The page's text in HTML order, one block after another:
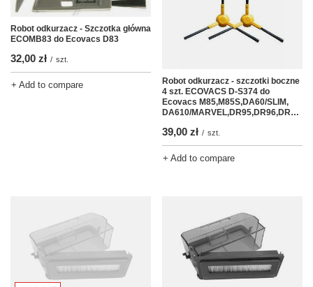
Robot odkurzacz - Szczotka główna
ECOMB83 do Ecovacs D83
32,00 zł / szt.
+ Add to compare
Robot odkurzacz - szczotki boczne
4 szt. ECOVACS D-S374 do
Ecovacs M85,M85S,DA60/SLIM,
DA610/MARVEL,DR95,DR96,DR98,DM81,DN78,DM88
39,00 zł / szt.
+ Add to compare